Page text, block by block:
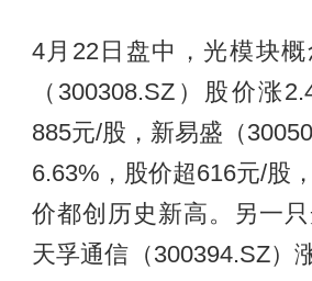
4月22日盘中，光模块概
（300308.SZ）股价涨
885元/股，新易盛（
6.63%，股价超616元/股
价都创历史新高。另一
天孚通信（300394.SZ）